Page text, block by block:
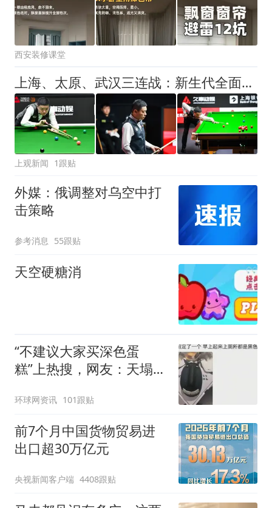
西安装修课堂
上海、太原、武汉三连战：新生代全面崛起，丁俊晖的世锦赛之梦仍未止步
上观新闻 1跟贴
外媒：俄调整对乌空中打
击策略
参考消息 55跟贴
天空硬糖消
“不建议大家买深色蛋
糕”上热搜，网友：天塌
环球网资讯 101跟贴
前7个月中国货物贸易进
出口超30万亿元
央视新闻客户端 4408跟贴